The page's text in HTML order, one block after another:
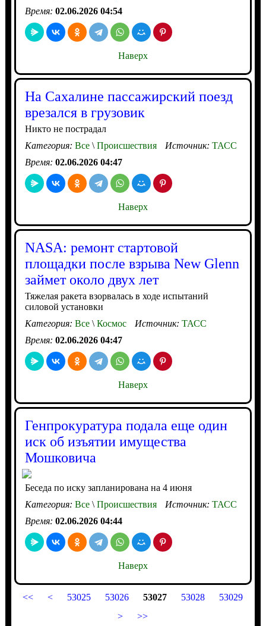
Время: 02.06.2026 04:54
Наверх
На Сахалине пассажирский поезд
врезался в грузовик
Никто не пострадал
Категория: Все\Происшествия Источник: ТАСС
Время: 02.06.2026 04:47
Наверх
NASA: ремонт стартовой
площадки после взрыва New Glenn
займет около двух лет
Тяжелая ракета взорвалась в ходе испытаний
силовой установки
Категория: Все\Космос Источник: ТАСС
Время: 02.06.2026 04:47
Наверх
Генпрокуратура подала еще один
иск об изъятии имущества
Мошковича
Беседа по иску запланирована на 4 июня
Категория: Все\Происшествия Источник: ТАСС
Время: 02.06.2026 04:44
Наверх
<< < 53025 53026 53027 53028
53029
>
>>